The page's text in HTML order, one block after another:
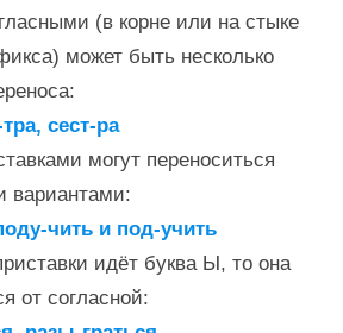
(в корне или на стыке
может быть несколько
сест-ра
могут переноситься
чить и под-учить
идёт буква Ы, то она
от согласной: